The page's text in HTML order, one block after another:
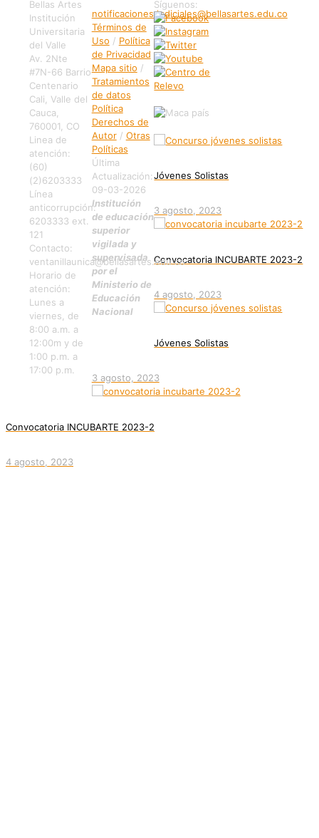
Bellas Artes
Institución
Universitaria
del Valle
Av. 2Nte
#7N-66 Barrio
Centenario
Cali, Valle del
Cauca,
760001, CO
Linea de
atención:
(60)
(2)6203333
Línea
anticorrupción:
6203333 ext.
121
Contacto:
ventanillaunica@bellasartes.edu.co
Horario de
atención:
Lunes a
viernes, de
8:00 a.m. a
12:00m y de
1:00 p.m. a
17:00 p.m.
notificaciones.judiciales@bellasartes.edu.co
Términos de
Uso / Política
de Privacidad
Mapa sitio /
Tratamientos
de datos
Política
Derechos de
Autor/ Otras
Políticas
Última
Actualización:
09-03-2026
Institución
de educación
superior
vigilada y
supervisada
por el
Ministerio de
Educación
Nacional
Síguenos:
Jóvenes Solistas
3 agosto, 2023
Convocatoria INCUBARTE 2023-2
4 agosto, 2023
Jóvenes Solistas
3 agosto, 2023
Convocatoria INCUBARTE 2023-2
4 agosto, 2023